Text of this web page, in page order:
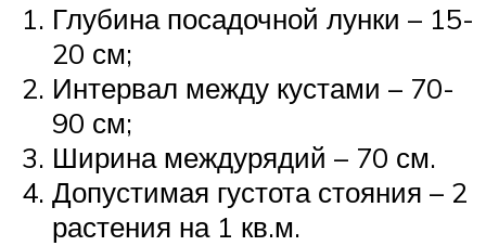
Глубина посадочной лунки – 15-
20 см;
Интервал между кустами – 70-
90 см;
Ширина междурядий – 70 см.
Допустимая густота стояния – 2
растения на 1 кв.м.